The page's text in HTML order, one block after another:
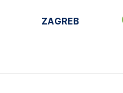
ZAGREB